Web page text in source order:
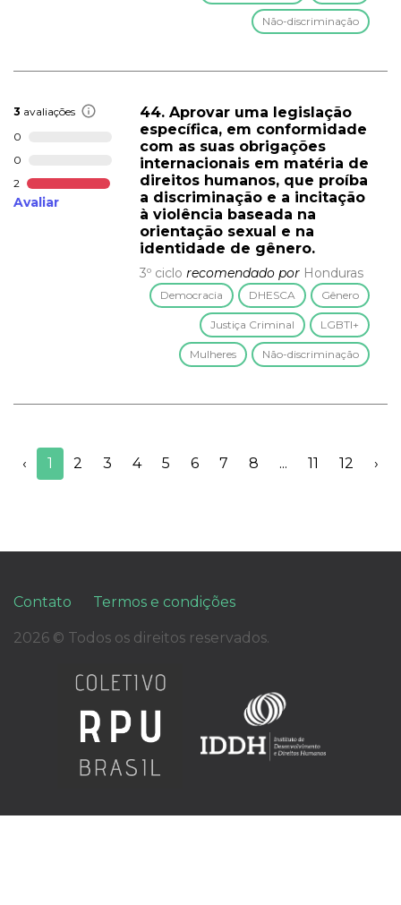
Não-discriminação
3 avaliações
0
0
2
Avaliar
44. Aprovar uma legislação
específica, em conformidade
com as suas obrigações
internacionais em matéria de
direitos humanos, que proíba
a discriminação e a incitação
à violência baseada na
orientação sexual e na
identidade de gênero.
3º ciclo recomendado por Honduras
Democracia DHESCA Gênero
Justiça Criminal LGBTI+
Mulheres Não-discriminação
‹ 1 2 3 4 5 6 7 8 ... 11 12 ›
Contato Termos e condições
2026 © Todos os direitos reservados.